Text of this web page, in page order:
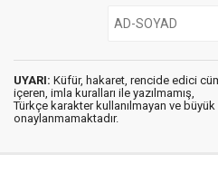
UYARI: Küfür, hakaret, rencide edici
içeren, imla kuralları ile yazılmamış,
Türkçe karakter kullanılmayan ve
onaylanmamaktadır.